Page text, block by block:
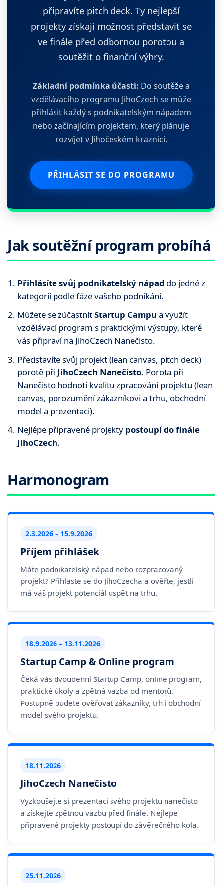
připravíte pitch deck. Ty nejlepší
projekty získají možnost představit se
ve finále před odbornou porotou a
soutěžit o finanční výhry.
Základní podmínka účasti: Do soutěže a
vzdělávacího programu JihoCzech se může
přihlásit každý s podnikatelským nápadem
nebo začínajícím projektem, který plánuje
rozvíjet v Jihočeském kraznici.
PŘIHLÁSIT SE DO PROGRAMU
Jak soutěžní program probíhá
Přihlásíte svůj podnikatelský nápad do jedné z
kategorií podle fáze vašeho podnikání.
Můžete se zúčastnitStartup Campu a využít
vzdělávací program s praktickými výstupy, které
vás připraví na JihoCzech Nanečisto.
Představíte svůj projekt (lean canvas, pitch deck)
porotě při JihoCzech Nanečisto. Porota při
Nanečisto hodnotí kvalitu zpracování projektu (lean
canvas, porozumění zákazníkovi a trhu, obchodní
model a prezentaci).
Nejlépe připravené projekty postoupí do finále
JihoCzech.
Harmonogram
2.3.2026 – 15.9.2026
Příjem přihlášek
Máte podnikatelský nápad nebo rozpracovaný
projekt? Přihlaste se do JihoCzecha a ověřte, jestli
má váš projekt potenciál uspět na trhu.
18.9.2026 – 13.11.2026
Startup Camp & Online program
Čeká vás dvoudenní Startup Camp, online program,
praktické úkoly a zpětná vazba od mentorů.
Postupně budete ověřovat zákazníky, trh i obchodní
model svého projektu.
18.11.2026
JihoCzech Nanečisto
Vyzkoušejte si prezentaci svého projektu nanečisto
a získejte zpětnou vazbu před finále. Nejlépe
připravené projekty postoupí do závěrečného kola.
25.11.2026